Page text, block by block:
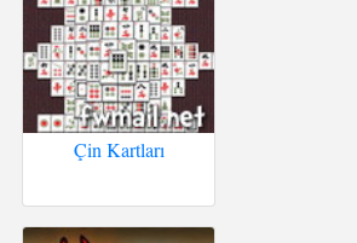
Çin Kartları